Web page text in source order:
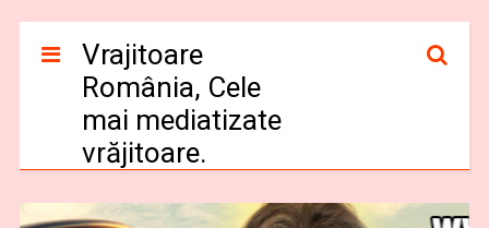
Vrajitoare
România, Cele
mai mediatizate
vrăjitoare.